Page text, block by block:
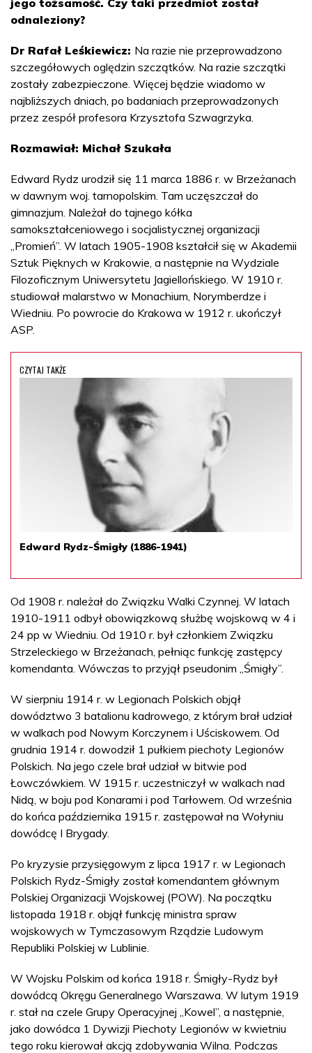
odnaleziony?
Dr Rafał Leśkiewicz: Na razie nie przeprowadzono
szczegółowych oględzin szczątków. Na razie szczątki
zostały zabezpieczone. Więcej będzie wiadomo w
najbliższych dniach, po badaniach przeprowadzonych
przez zespół profesora Krzysztofa Szwagrzyka.
Rozmawiał: Michał Szukała
Edward Rydz urodził się 11 marca 1886 r. w Brzeżanach
w dawnym woj. tarnopolskim. Tam uczęszczał do
gimnazjum. Należał do tajnego kółka
samokształceniowego i socjalistycznej organizacji
„Promień”. W latach 1905-1908 kształcił się w Akademii
Sztuk Pięknych w Krakowie, a następnie na Wydziale
Filozoficznym Uniwersytetu Jagiellońskiego. W 1910 r.
studiował malarstwo w Monachium, Norymberdze i
Wiedniu. Po powrocie do Krakowa w 1912 r. ukończył
ASP.
CZYTAJ TAKŻE
Edward Rydz-Śmigły (1886-1941)
Od 1908 r. należał do Związku Walki Czynnej. W latach
1910-1911 odbył obowiązkową służbę wojskową w 4 i
24 pp w Wiedniu. Od 1910 r. był członkiem Związku
Strzeleckiego w Brzeżanach, pełniąc funkcję zastępcy
komendanta. Wówczas to przyjął pseudonim „Śmigły”.
W sierpniu 1914 r. w Legionach Polskich objął
dowództwo 3 batalionu kadrowego, z którym brał udział
w walkach pod Nowym Korczynem i Uściskowem. Od
grudnia 1914 r. dowodził 1 pułkiem piechoty Legionów
Polskich. Na jego czele brał udział w bitwie pod
Łowczówkiem. W 1915 r. uczestniczył w walkach nad
Nidą, w boju pod Konarami i pod Tarłowem. Od września
do końca października 1915 r. zastępował na Wołyniu
dowódcę I Brygady.
Po kryzysie przysięgowym z lipca 1917 r. w Legionach
Polskich Rydz-Śmigły został komendantem głównym
Polskiej Organizacji Wojskowej (POW). Na początku
listopada 1918 r. objął funkcję ministra spraw
wojskowych w Tymczasowym Rządzie Ludowym
Republiki Polskiej w Lublinie.
W Wojsku Polskim od końca 1918 r. Śmigły-Rydz był
dowódcą Okręgu Generalnego Warszawa. W lutym 1919
r. stał na czele Grupy Operacyjnej „Kowel”, a następnie,
jako dowódca 1 Dywizji Piechoty Legionów w kwietniu
tego roku kierował akcją zdobywania Wilna. Podczas